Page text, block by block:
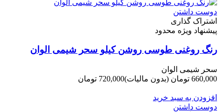
دوست داشتن
اشتراک گذاری
پیشنهاد ویژه محدود
رنگ روغنی طوسی روشن کیلو سحر شیمی الوان
سحر شیمی الوان
660,000 تومان
(بدون مالیات)720,000 تومان
افزودن به سبد خرید
دوست داشتن